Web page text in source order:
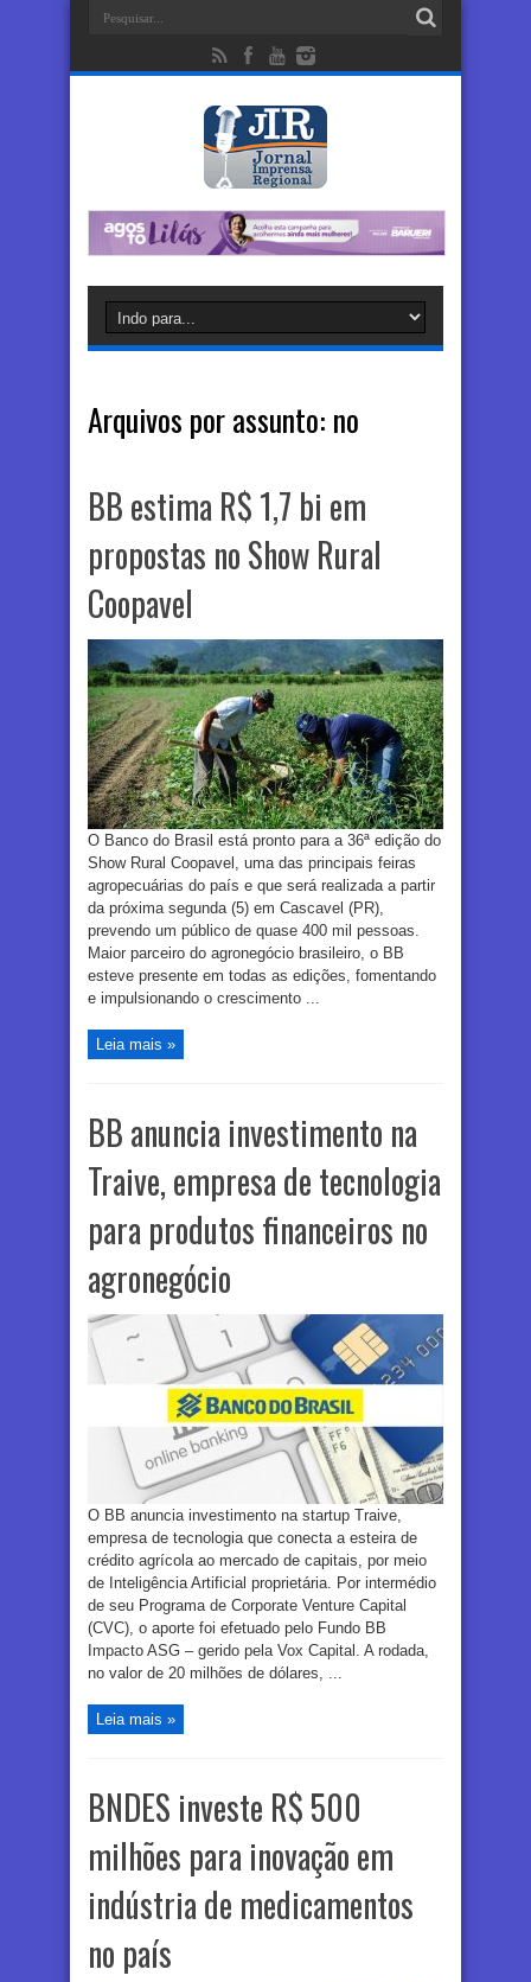
Arquivos por assunto: no
BB estima R$ 1,7 bi em
propostas no Show Rural
Coopavel
O Banco do Brasil está pronto para a 36ª edição do
Show Rural Coopavel, uma das principais feiras
agropecuárias do país e que será realizada a partir
da próxima segunda (5) em Cascavel (PR),
prevendo um público de quase 400 mil pessoas.
Maior parceiro do agronegócio brasileiro, o BB
esteve presente em todas as edições, fomentando
e impulsionando o crescimento ...
Leia mais »
BB anuncia investimento na
Traive, empresa de tecnologia
para produtos financeiros no
agronegócio
O BB anuncia investimento na startup Traive,
empresa de tecnologia que conecta a esteira de
crédito agrícola ao mercado de capitais, por meio
de Inteligência Artificial proprietária. Por intermédio
de seu Programa de Corporate Venture Capital
(CVC), o aporte foi efetuado pelo Fundo BB
Impacto ASG – gerido pela Vox Capital. A rodada,
no valor de 20 milhões de dólares, ...
Leia mais »
BNDES investe R$ 500
milhões para inovação em
indústria de medicamentos
no país